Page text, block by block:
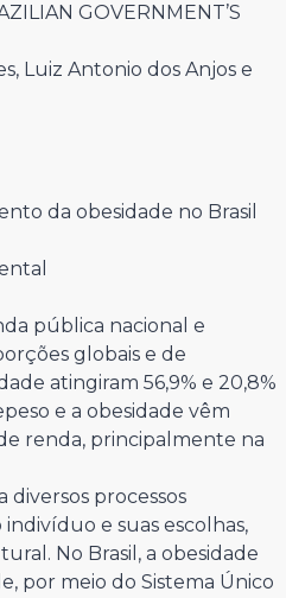
GOVERNMENT’S
Luiz Antonio dos Anjos e
da obesidade no Brasil
pública nacional e
globais e de
atingiram 56,9% e 20,8%
e a obesidade vêm
renda, principalmente na
processos
e suas escolhas,
No Brasil, a obesidade
por meio do Sistema Único